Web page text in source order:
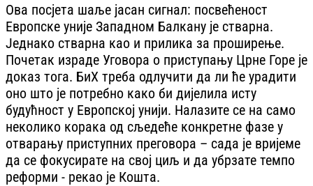
Ова посјета шаље јасан сигнал: посвећеност
Европске уније Западном Балкану је стварна.
Једнако стварна као и прилика за проширење.
Почетак израде Уговора о приступању Црне Горе је
доказ тога. БиХ треба одлучити да ли ће урадити
оно што је потребно како би дијелила исту
будућност у Европској унији. Налазите се на само
неколико корака од сљедеће конкретне фазе у
отварању приступних преговора – сада је вријеме
да се фокусирате на свој циљ и да убрзате темпо
реформи - рекао је Кошта.